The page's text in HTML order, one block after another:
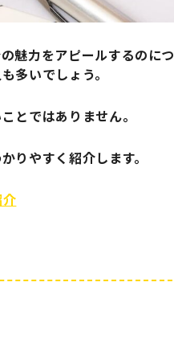
魅力をアピールするのにつ
多いでしょう。
とではありません。
りやすく紹介します。